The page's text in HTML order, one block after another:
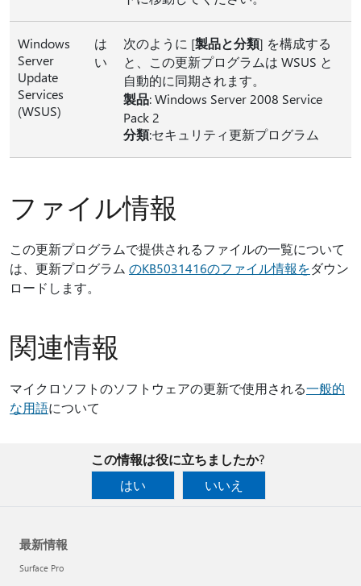
Windows
Server
Update
Services
(WSUS)
は
い
次のように [製品と分類] を構成する
と、この更新プログラムは WSUS と
自動的に同期されます。
製品: Windows Server 2008 Service
Pack 2
分類:セキュリティ更新プログラム
ファイル情報
この更新プログラムで提供されるファイルの一覧について
は、更新プログラム のKB5031416のファイル情報をダウン
ロードします。
関連情報
マイクロソフトのソフトウェアの更新で使用される一般的
な用語について
この情報は役に立ちましたか?
はい
いいえ
最新情報
Surface Pro